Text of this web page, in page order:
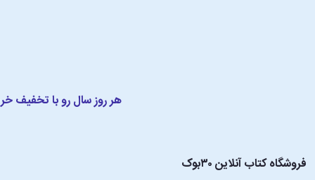
هر روز سال رو با تخفیف
فروشگاه کتاب آنلاین ۳۰بوک